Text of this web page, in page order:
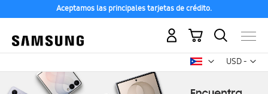
Aceptamos las principales tarjetas de crédito.
USD -
dólar
Mi carrito